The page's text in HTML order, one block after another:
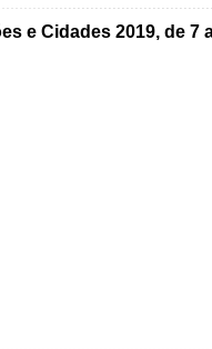
e Cidades 2019, de 7